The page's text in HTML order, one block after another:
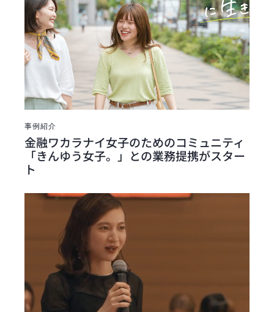
事例紹介
金融ワカラナイ女子のためのコミュニティ
「きんゆう女子。」との業務提携がスター
ト